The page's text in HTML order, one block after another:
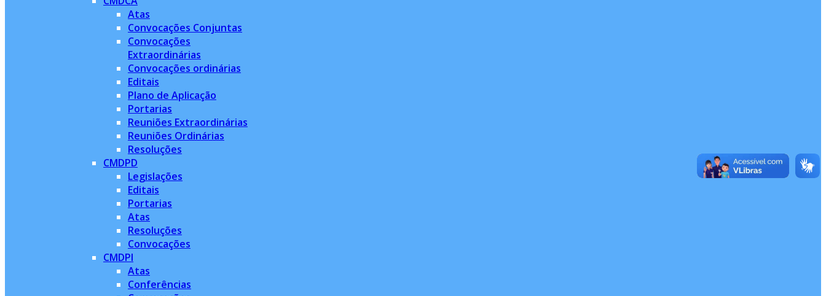
Atas
Convocações Conjuntas
Convocações
Extraordinárias
Convocações ordinárias
Editais
Plano de Aplicação
Portarias
Reuniões Extraordinárias
Reuniões Ordinárias
Resoluções
CMDPD
Legislações
Editais
Portarias
Atas
Resoluções
Convocações
CMDPI
Atas
Conferências